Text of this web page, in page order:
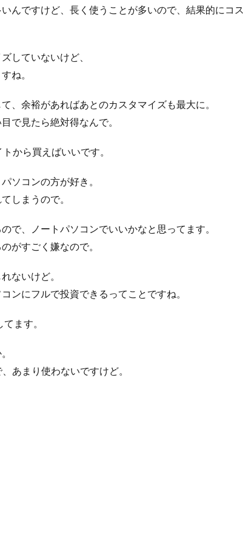
んですけど、長く使うことが多いので、結果的にコス
していないけど、
ね。
、余裕があればあとのカスタマイズも最大に。
で見たら絶対得なんで。
から買えばいいです。
ソコンの方が好き。
しまうので。
で、ノートパソコンでいいかなと思ってます。
がすごく嫌なので。
ないけど。
ンにフルで投資できるってことですね。
ます。
あまり使わないですけど。